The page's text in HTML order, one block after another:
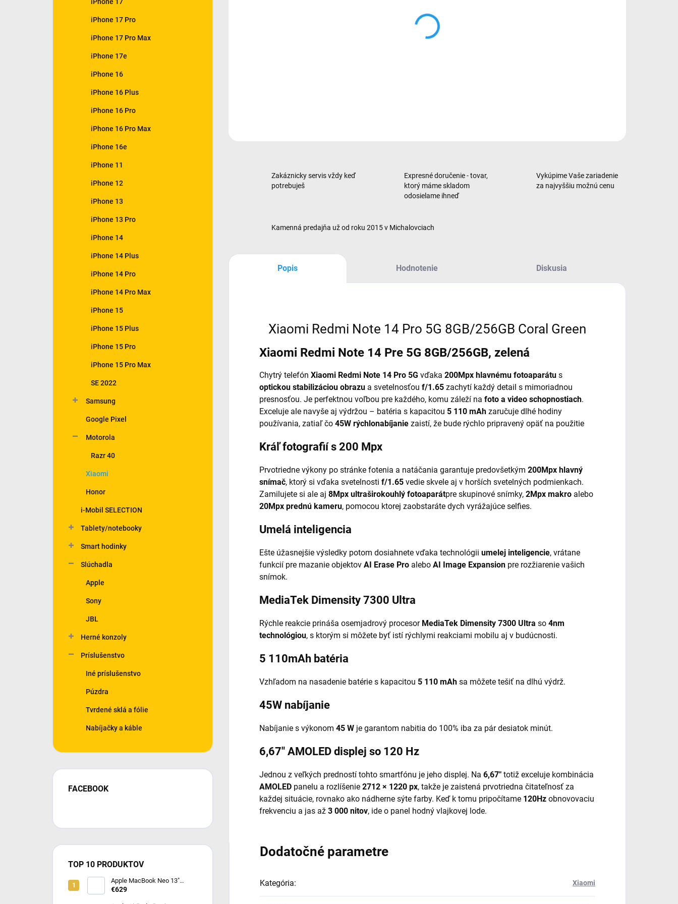
iPhone 17 Pro
iPhone 17 Pro Max
iPhone 17e
iPhone 16
iPhone 16 Plus
iPhone 16 Pro
iPhone 16 Pro Max
iPhone 16e
iPhone 11
iPhone 12
iPhone 13
iPhone 13 Pro
iPhone 14
iPhone 14 Plus
iPhone 14 Pro
iPhone 14 Pro Max
iPhone 15
iPhone 15 Plus
iPhone 15 Pro
iPhone 15 Pro Max
SE 2022
Samsung
Google Pixel
Motorola
Razr 40
Xiaomi
Honor
i-Mobil SELECTION
Tablety/notebooky
Smart hodinky
Slúchadla
Apple
Sony
JBL
Herné konzoly
Príslušenstvo
Iné príslušenstvo
Púzdra
Tvrdené sklá a fólie
Nabíjačky a káble
FACEBOOK
TOP 10 PRODUKTOV
Apple MacBook Neo 13"
(2026) Indigo MHFF4SL/A
€629
smartphone • 6,67″ uhlopriečka • AMOLED displej • 2712 × 1220
px • obnovovacia frekvencia 120 Hz • procesor MediaTek
Zakáznicky servis vždy keď
potrebuješ
Expresné doručenie - tovar,
ktorý máme skladom
odosielame ihneď
Vykúpime Vaše zariadenie
za najvyššiu možnú cenu
Kamenná predajňa už od roku 2015 v Michalovciach
Popis Hodnotenie Diskusia
Xiaomi Redmi Note 14 Pro 5G 8GB/256GB Coral Green
Xiaomi Redmi Note 14 Pre 5G 8GB/256GB, zelená
Chytrý telefón Xiaomi Redmi Note 14 Pro 5G vďaka 200Mpx hlavnému fotoaparátu s
optickou stabilizáciou obrazu a svetelnosťou f/1.65 zachytí každý detail s mimoriadnou
presnosťou. Je perfektnou voľbou pre každého, komu záleží na foto a video schopnostiach.
Exceluje ale navyše aj výdržou – batéria s kapacitou 5 110 mAh zaručuje dlhé hodiny
používania, zatiaľ čo 45W rýchlonabíjanie zaistí, že bude rýchlo pripravený opäť na použitie
Kráľ fotografií s 200 Mpx
Prvotriedne výkony po stránke fotenia a natáčania garantuje predovšetkým 200Mpx hlavný
snímač, ktorý si vďaka svetelnosti f/1.65 vedie skvele aj v horších svetelných podmienkach.
Zamilujete si ale aj 8Mpx ultraširokouhlý fotoaparátpre skupinové snímky, 2Mpx makro alebo
20Mpx prednú kameru, pomocou ktorej zaobstaráte dych vyrážajúce selfies.
Umelá inteligencia
Ešte úžasnejšie výsledky potom dosiahnete vďaka technológii umelej inteligencie, vrátane
funkcií pre mazanie objektov AI Erase Pro alebo AI Image Expansion pre rozžiarenie vašich
snímok.
MediaTek Dimensity 7300 Ultra
Rýchle reakcie prináša osemjadrový procesor MediaTek Dimensity 7300 Ultra so 4nm
technológiou, s ktorým si môžete byť istí rýchlymi reakciami mobilu aj v budúcnosti.
5 110mAh batéria
Vzhľadom na nasadenie batérie s kapacitou 5 110 mAh sa môžete tešiť na dlhú výdrž.
45W nabíjanie
Nabíjanie s výkonom 45 W je garantom nabitia do 100% iba za pár desiatok minút.
6,67" AMOLED displej so 120 Hz
Jednou z veľkých predností tohto smartfónu je jeho displej. Na 6,67" totiž exceluje kombinácia
AMOLED panelu a rozlíšenie 2712 × 1220 px, takže je zaistená prvotriedna čitateľnosť za
každej situácie, rovnako ako nádherne sýte farby. Keď k tomu pripočítame 120Hz obnovovaciu
frekvenciu a jas až 3 000 nitov, ide o panel hodný vlajkovej lode.
Dodatočné parametre
Kategória: Xiaomi